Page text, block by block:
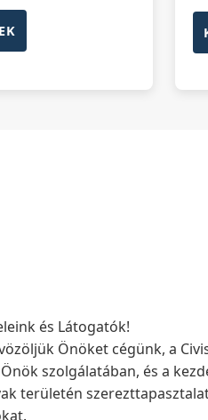
és Látogatók!
Önöket cégünk, a
szolgálatában, és a
területén